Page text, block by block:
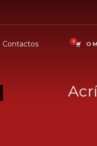
Contactos O